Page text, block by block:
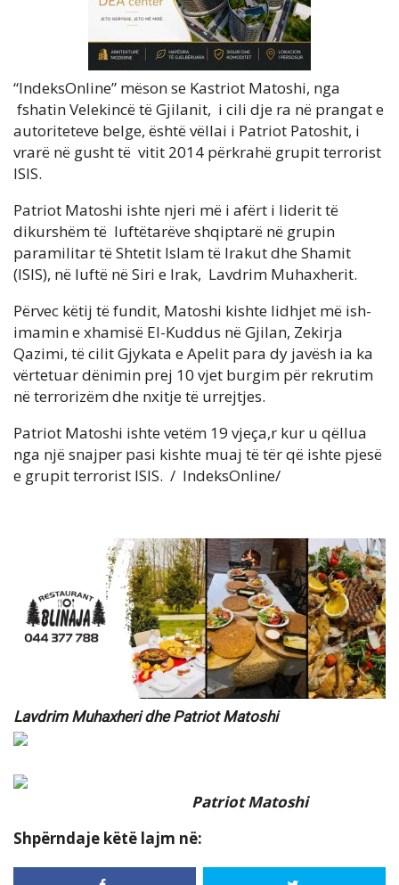
“IndeksOnline” mëson se Kastriot Matoshi, nga
fshatin Velekincë të Gjilanit, i cili dje ra në prangat e
autoriteteve belge, është vëllai i Patriot Patoshit, i
vrarë në gusht të vitit 2014 përkrahë grupit terrorist
ISIS.
Patriot Matoshi ishte njeri më i afërt i liderit të
dikurshëm të luftëtarëve shqiptarë në grupin
paramilitar të Shtetit Islam të Irakut dhe Shamit
(ISIS), në luftë në Siri e Irak, Lavdrim Muhaxherit.
Përvec këtij të fundit, Matoshi kishte lidhjet më ish-
imamin e xhamisë El-Kuddus në Gjilan, Zekirja
Qazimi, të cilit Gjykata e Apelit para dy javësh ia ka
vërtetuar dënimin prej 10 vjet burgim për rekrutim
në terrorizëm dhe nxitje të urrejtjes.
Patriot Matoshi ishte vetëm 19 vjeça,r kur u qëllua
nga një snajper pasi kishte muaj të tër që ishte pjesë
e grupit terrorist ISIS. / IndeksOnline/
Lavdrim Muhaxheri dhe Patriot Matoshi
Patriot Matoshi
Shpërndaje këtë lajm në: